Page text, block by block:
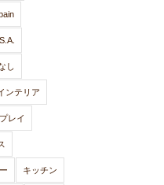
し
ンテリア
レイ
キッチン